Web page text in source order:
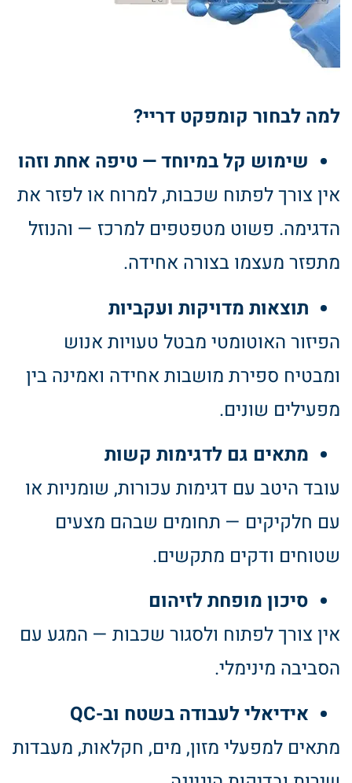
למה לבחור קומפקט דריי?
שימוש קל במיוחד — טיפה אחת וזהו
אין צורך לפתוח שכבות, למרוח או לפזר את
הדגימה. פשוט מטפטפים למרכז — והנוזל
מתפזר מעצמו בצורה אחידה.
תוצאות מדויקות ועקביות
הפיזור האוטומטי מבטל טעויות אנוש
ומבטיח ספירת מושבות אחידה ואמינה בין
מפעילים שונים.
מתאים גם לדגימות קשות
עובד היטב עם דגימות עכורות, שומניות או
עם חלקיקים — תחומים שבהם מצעים
שטוחים ודקים מתקשים.
סיכון מופחת לזיהום
אין צורך לפתוח ולסגור שכבות — המגע עם
הסביבה מינימלי.
אידיאלי לעבודה בשטח וב-QC
מתאים למפעלי מזון, מים, חקלאות, מעבדות